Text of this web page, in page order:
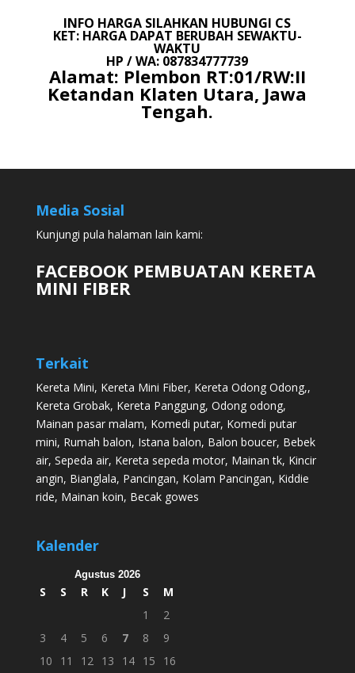
INFO HARGA SILAHKAN HUBUNGI CS
KET: HARGA DAPAT BERUBAH SEWAKTU-
WAKTU
HP / WA: 087834777739
Alamat: Plembon RT:01/RW:II
Ketandan Klaten Utara, Jawa
Tengah.
Media Sosial
Kunjungi pula halaman lain kami:
FACEBOOK PEMBUATAN KERETA
MINI FIBER
Terkait
Kereta Mini, Kereta Mini Fiber, Kereta Odong Odong,,
Kereta Grobak, Kereta Panggung, Odong odong,
Mainan pasar malam, Komedi putar, Komedi putar
mini, Rumah balon, Istana balon, Balon boucer, Bebek
air, Sepeda air, Kereta sepeda motor, Mainan tk, Kincir
angin, Bianglala, Pancingan, Kolam Pancingan, Kiddie
ride, Mainan koin, Becak gowes
Kalender
Agustus 2026
S S R K J S
M
1
2
3
4 5 6 7 8
9
10
11 12 13 14 15 16